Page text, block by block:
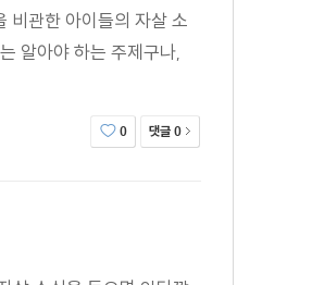
비관한 아이들의 자살 소
알아야 하는 주제구나,
0 댓글 0